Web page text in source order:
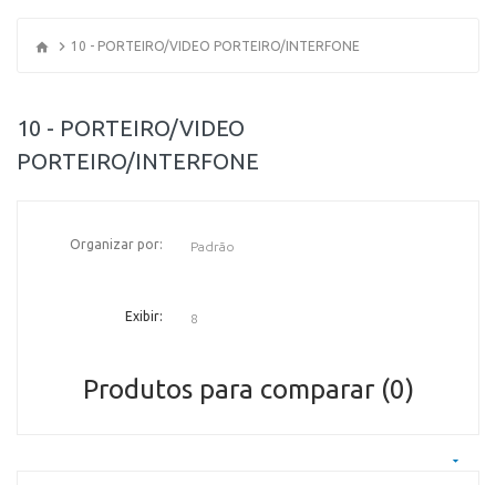
10 - PORTEIRO/VIDEO PORTEIRO/INTERFONE
10 - PORTEIRO/VIDEO
PORTEIRO/INTERFONE
Organizar por:
Exibir:
Produtos para comparar (0)